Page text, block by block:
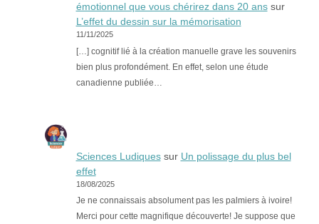
émotionnel que vous chérirez dans 20 anssur
L’effet du dessin sur la mémorisation
11/11/2025
[…] cognitif lié à la création manuelle grave les souvenirs
bien plus profondément. En effet, selon une étude
canadienne publiée…
Sciences Ludiquessur Un polissage du plus bel
effet
18/08/2025
Je ne connaissais absolument pas les palmiers à ivoire!
Merci pour cette magnifique découverte! Je suppose que